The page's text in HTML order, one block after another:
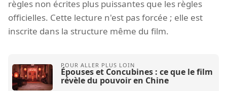
règles non écrites plus puissantes que les règles
officielles. Cette lecture n'est pas forcée ; elle est
inscrite dans la structure même du film.
Épouses et Concubines : ce que le film
révèle du pouvoir en Chine